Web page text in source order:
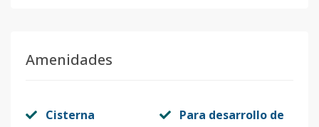
Amenidades
Cisterna
Para desarrollo de